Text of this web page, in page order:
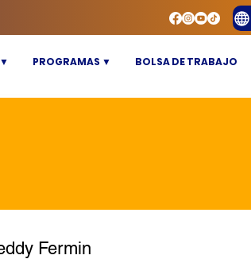
PROGRAMAS ▼ BOLSA DE TRABAJO
Fermin